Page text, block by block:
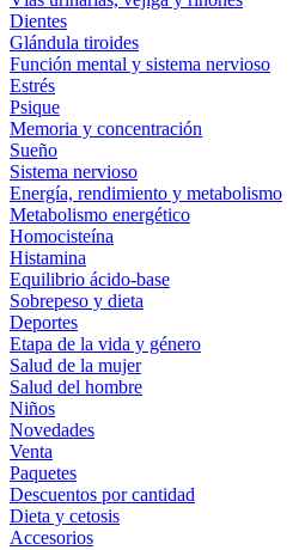
Dientes
Glándula tiroides
Función mental y sistema nervioso
Estrés
Psique
Memoria y concentración
Sueño
Sistema nervioso
Energía, rendimiento y metabolismo
Metabolismo energético
Homocisteína
Histamina
Equilibrio ácido-base
Sobrepeso y dieta
Deportes
Etapa de la vida y género
Salud de la mujer
Salud del hombre
Niños
Novedades
Venta
Paquetes
Descuentos por cantidad
Dieta y cetosis
Accesorios